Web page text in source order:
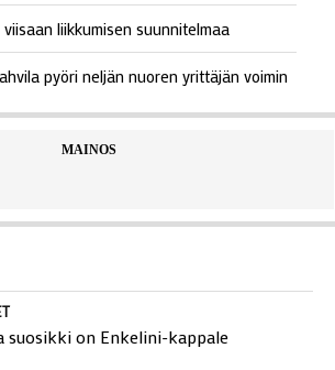
liikkumisen suunnitelmaa
pyöri neljän nuoren yrittäjän voimin
MAINOS
suosikki on Enkelini-kappale